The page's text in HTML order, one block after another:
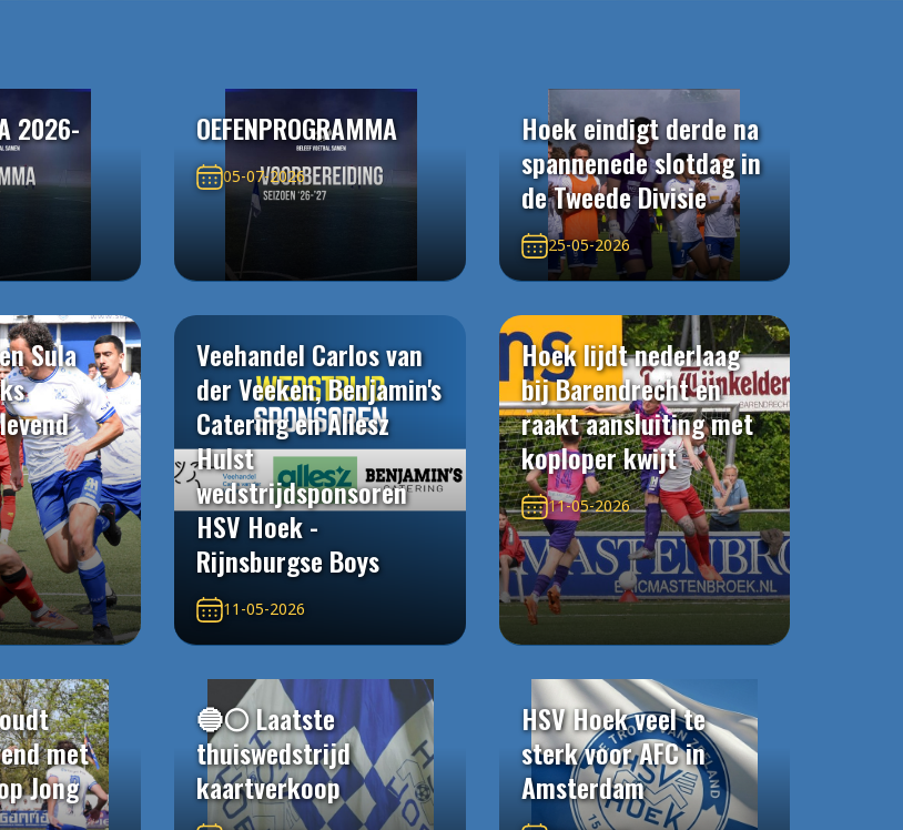
2026-
OEFENPROGRAMMA
05-07-2026
Hoek eindigt derde na
spannenede slotdag in
de Tweede Divisie
25-05-2026
Sula
Veehandel Carlos van
der Veeken, Benjamin's
Catering en Allesz
Hulst
wedstrijdsponsoren
HSV Hoek -
Rijnsburgse Boys
11-05-2026
Hoek lijdt nederlaag
bij Barendrecht en
raakt aansluiting met
koploper kwijt
11-05-2026
met
Jong
🔵⚪️ Laatste
thuiswedstrijd
kaartverkoop
HSV Hoek veel te
sterk voor AFC in
Amsterdam